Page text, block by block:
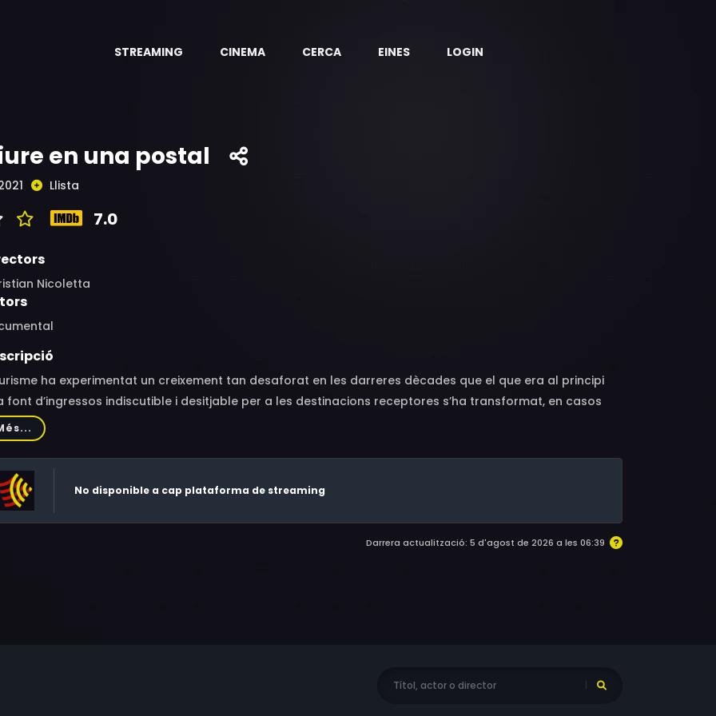
STREAMING CINEMA CERCA EINES LOGIN
en una postal
Llista
7.0
Nicoletta
ha experimentat un creixement tan desaforat en les darreres dècades que el que era al principi
font d’ingressos indiscutible i desitjable per a les destinacions receptores s’ha transformat, en casos
en un huracà transformador que ocasiona perjudicis i genera crítiques entre part de la població
No disponible a cap plataforma de streaming
Darrera actualització: 5 d'agost de 2026 a les 06:39